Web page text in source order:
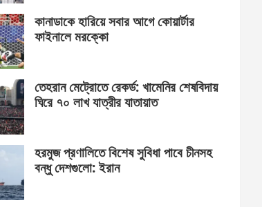
কানাডাকে হারিয়ে সবার আগে কোয়ার্টার
ফাইনালে মরক্কো
তেহরান মেট্রোতে রেকর্ড: খামেনির শেষবিদায়
ঘিরে ৭০ লাখ যাত্রীর যাতায়াত
হরমুজ প্রণালিতে বিশেষ সুবিধা পাবে চীনসহ
বন্ধু দেশগুলো: ইরান